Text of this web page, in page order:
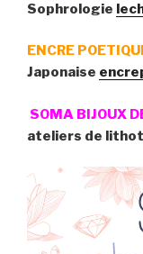
Sophrologie
ENCRE
Japonaise
SOMA BIJOUX
ateliers de